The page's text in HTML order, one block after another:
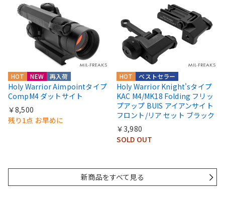
HOT NEW 再入荷
Holy Warrior Aimpointタイプ
CompM4 ダットサイト
￥8,500
残り1点 お早めに
HOT ベストセラー
Holy Warrior Knight'sタイプ
KAC M4/MK18 Folding フリッ
プアップ BUIS アイアンサイト
フロント/リア セット ブラック
￥3,980
SOLD OUT
新商品をすべて見る